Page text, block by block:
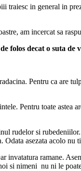
in general in
am incercat sa
folos decat o suta de
Pentru ca are
Pentru toate astea
rudelor si
Odata asezata acolo nu
ramane.
si nimeni nu ni le